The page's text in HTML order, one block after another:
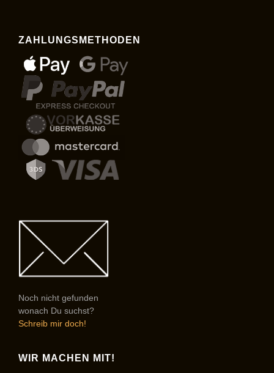
ZAHLUNGSMETHODEN
Noch nicht gefunden
wonach Du suchst?
Schreib mir doch!
WIR MACHEN MIT!